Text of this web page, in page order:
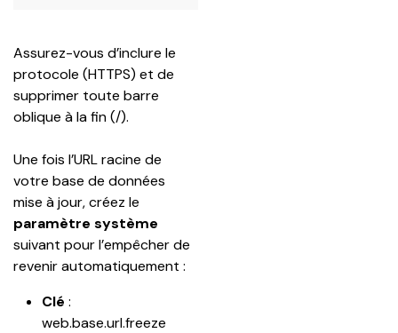
Assurez-vous d’inclure le
protocole (HTTPS) et de
supprimer toute barre
oblique à la fin (/).
Une fois l’URL racine de
votre base de données
mise à jour, créez le
paramètre système
suivant pour l’empêcher de
revenir automatiquement :
Clé :
web.base.url.freeze